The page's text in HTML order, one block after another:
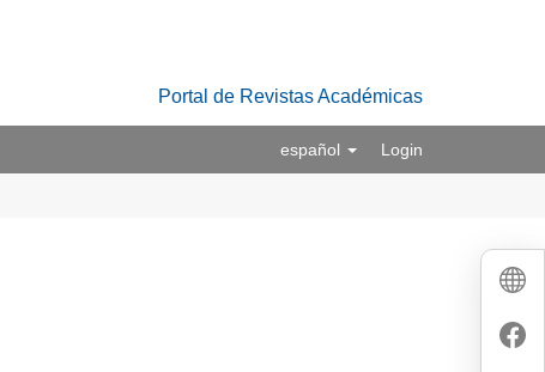
Portal de Revistas Académicas
español Login